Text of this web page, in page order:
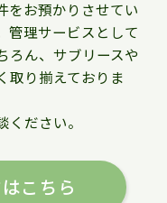
をお預かりさせてい
管理サービスとして
ろん、サブリースや
取り揃えておりま
ださい。
こちら